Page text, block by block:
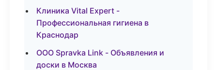
Клиника Vital Expert -
Профессиональная гигиена в
Краснодар
ООО Spravka Link - Объявления и
доски в Москва